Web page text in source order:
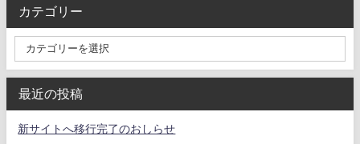
カテゴリー
最近の投稿
新サイトへ移行完了のおしらせ